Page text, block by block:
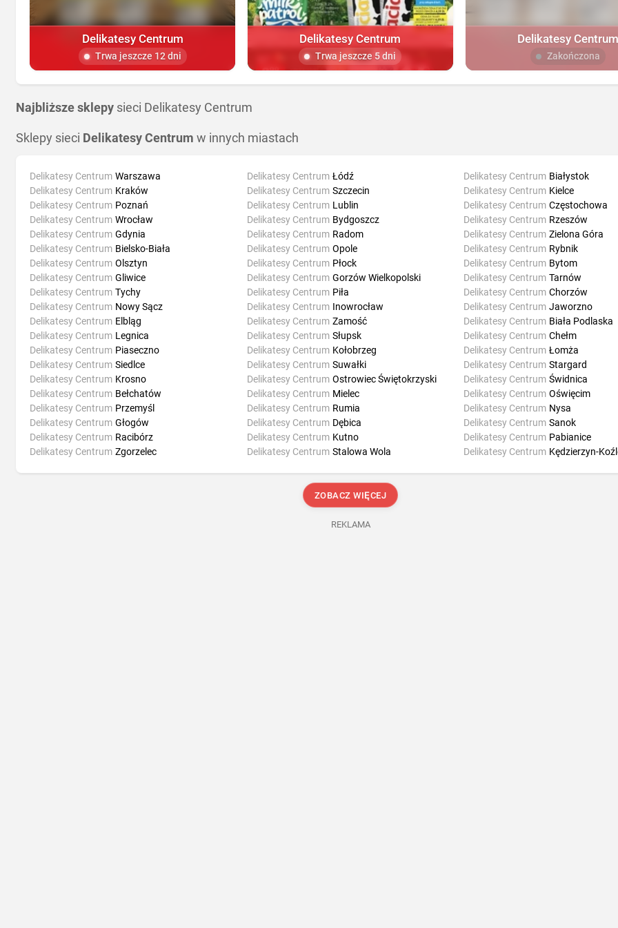
Delikatesy Centrum
Trwa jeszcze 12 dni
Delikatesy Centrum
Trwa jeszcze 5 dni
Delikatesy
Zakończona
Najbliższe sklepy sieci Delikatesy Centrum
Sklepy sieci Delikatesy Centrum w innych miastach
Delikatesy Centrum Warszawa
Delikatesy Centrum Kraków
Delikatesy Centrum Poznań
Delikatesy Centrum Wrocław
Delikatesy Centrum Łódź
Delikatesy Centrum Szczecin
Delikatesy Centrum Lublin
Delikatesy Centrum Bydgoszcz
Delikatesy Centrum Białystok
Delikatesy Centrum Kielce
Delikatesy Centrum Częstochowa
Delikatesy Centrum Rzeszów
Delikatesy Centrum Gdynia
Delikatesy Centrum Bielsko-Biała
Delikatesy Centrum Olsztyn
Delikatesy Centrum Gliwice
Delikatesy Centrum Radom
Delikatesy Centrum Opole
Delikatesy Centrum Płock
Delikatesy Centrum Gorzów Wielkopolski
Delikatesy Centrum Zielona Góra
Delikatesy Centrum Rybnik
Delikatesy Centrum Bytom
Delikatesy Centrum Tarnów
Delikatesy Centrum Tychy
Delikatesy Centrum Nowy Sącz
Delikatesy Centrum Elbląg
Delikatesy Centrum Legnica
Delikatesy Centrum Piła
Delikatesy Centrum Inowrocław
Delikatesy Centrum Zamość
Delikatesy Centrum Słupsk
Delikatesy Centrum Chorzów
Delikatesy Centrum Jaworzno
Delikatesy Centrum Biała Podlaska
Delikatesy Centrum Chełm
Delikatesy Centrum Piaseczno
Delikatesy Centrum Siedlce
Delikatesy Centrum Krosno
Delikatesy Centrum Bełchatów
Delikatesy Centrum Kołobrzeg
Delikatesy Centrum Suwałki
Delikatesy Centrum Ostrowiec Świętokrzyski
Delikatesy Centrum Mielec
Delikatesy Centrum Łomża
Delikatesy Centrum Stargard
Delikatesy Centrum Świdnica
Delikatesy Centrum Oświęcim
Delikatesy Centrum Przemyśl
Delikatesy Centrum Głogów
Delikatesy Centrum Racibórz
Delikatesy Centrum Zgorzelec
Delikatesy Centrum Rumia
Delikatesy Centrum Dębica
Delikatesy Centrum Kutno
Delikatesy Centrum Stalowa Wola
Delikatesy Centrum Nysa
Delikatesy Centrum Sanok
Delikatesy Centrum Pabianice
Delikatesy Centrum Kędzierzyn-
ZOBACZ WIĘCEJ
REKLAMA